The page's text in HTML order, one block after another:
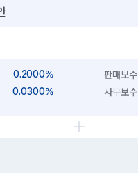
0.2000% 판매보수
0.0300% 사무보수